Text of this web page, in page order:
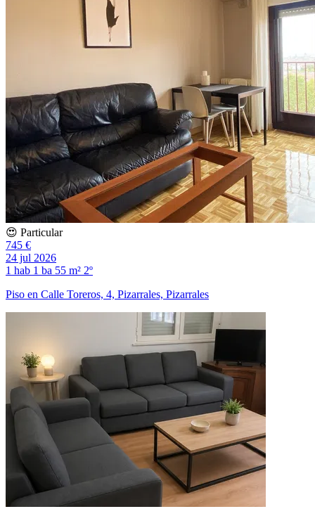
😍 Particular
745 €
24 jul 2026
1 hab 1 ba 55 m² 2º
Piso en Calle Toreros, 4, Pizarrales, Pizarrales